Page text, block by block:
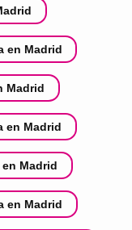
en Madrid
Madrid
en Madrid
Madrid
en Madrid